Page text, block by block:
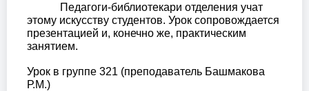
Педагоги-библиотекари отделения учат
этому искусству студентов. Урок сопровождается
презентацией и, конечно же, практическим
занятием.
Урок в группе 321 (преподаватель Башмакова
Р.М.)